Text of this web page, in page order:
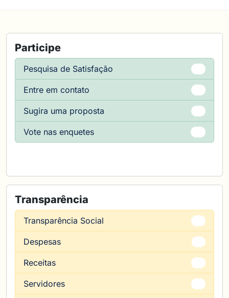
Participe
Pesquisa de Satisfação
Entre em contato
Sugira uma proposta
Vote nas enquetes
Transparência
Transparência Social
Despesas
Receitas
Servidores